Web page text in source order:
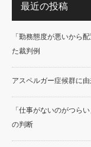
最近の投稿
「勤務態度が悪いから
た裁判例
アスペルガー症候群に
「仕事がないのがつら
の判断